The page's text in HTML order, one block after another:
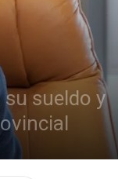
sueldo y